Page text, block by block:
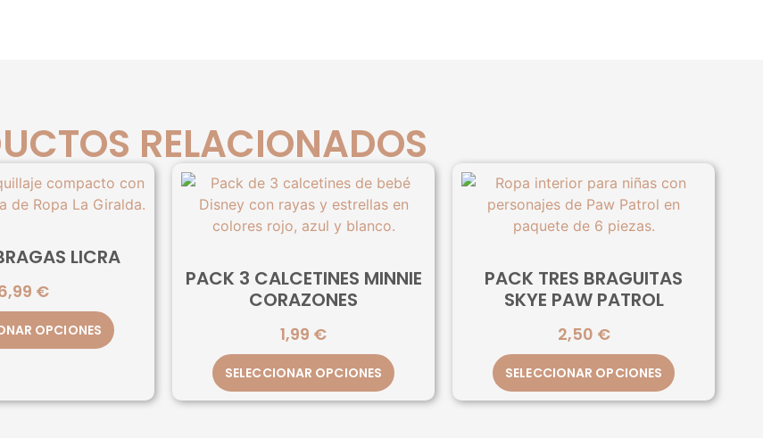
RELACIONADOS
LICRA
€
OPCIONES
PACK 3 CALCETINES MINNIE
CORAZONES
1,99 €
SELECCIONAR OPCIONES
PACK TRES BRAGUITAS
SKYE PAW PATROL
2,50 €
SELECCIONAR OPCIONES